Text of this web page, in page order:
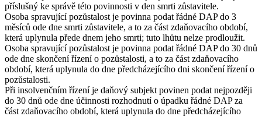
příslušný ke správě této povinnosti v den smrti zůstavitele.
Osoba spravující pozůstalost je povinna podat řádné DAP do 3
měsíců ode dne smrti zůstavitele, a to za část zdaňovacího období,
která uplynula přede dnem jeho smrti; tuto lhůtu nelze prodloužit.
Osoba spravující pozůstalost je povinna podat řádné DAP do 30 dnů
ode dne skončení řízení o pozůstalosti, a to za část zdaňovacího
období, která uplynula do dne předcházejícího dni skončení řízení o
pozůstalosti.
Při insolvenčním řízení je daňový subjekt povinen podat nejpozději
do 30 dnů ode dne účinnosti rozhodnutí o úpadku řádné DAP za
část zdaňovacího období, která uplynula do dne předcházejícího